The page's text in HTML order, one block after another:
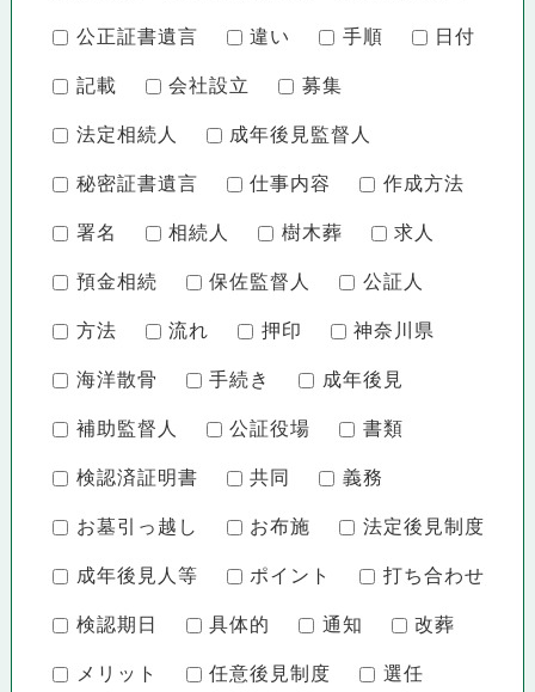
公正証書遺言 違い 手順 日付
記載 会社設立 募集
法定相続人 成年後見監督人
秘密証書遺言 仕事内容 作成方法
署名 相続人 樹木葬 求人
預金相続 保佐監督人 公証人
方法 流れ 押印 神奈川県
海洋散骨 手続き 成年後見
補助監督人 公証役場 書類
検認済証明書 共同 義務
お墓引っ越し お布施 法定後見制度
成年後見人等 ポイント 打ち合わせ
検認期日 具体的 通知 改葬
メリット 任意後見制度 選任